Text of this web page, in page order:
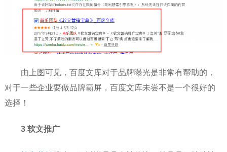
由上图可见，百度文库对于品牌曝光是非常有帮助的，
对于一些企业要做品牌霸屏，百度文库未尝不是一个很好的
选择！
3 软文推广